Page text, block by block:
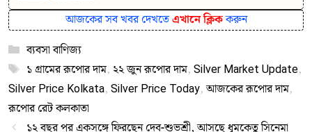
আজকের সব খবর দেখতেএখানে ক্লিককরুন
Categories
ব্যবসা বাণিজ্য
Tags
১ গ্রামের রূপোর দাম, ২২ জুন রূপোর দাম, Silver Market Update,
Silver Price Kolkata, Silver Price Today,আজকের রূপোর দাম,
রূপোর রেট কলকাতা
১২ বছর পর একসঙ্গে ফিরছেন দেব-শুভশ্রী, আসছে ধূমকেতু সিনেমা